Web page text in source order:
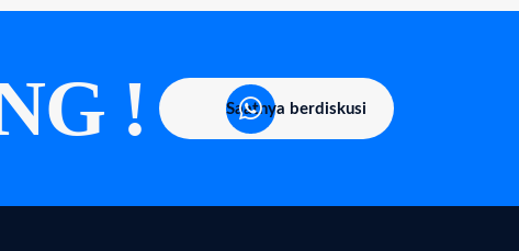
! Saatnya berdiskusi